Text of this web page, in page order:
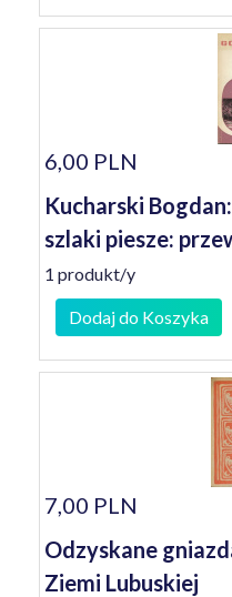
6,00 PLN
Kucharski
szlaki piesze:
1 produkt/y
Dodaj do Koszyka
7,00 PLN
Odzyskane
Ziemi Lubuskiej